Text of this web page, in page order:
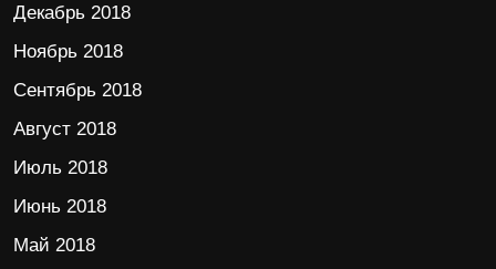
Декабрь 2018
Ноябрь 2018
Сентябрь 2018
Август 2018
Июль 2018
Июнь 2018
Май 2018